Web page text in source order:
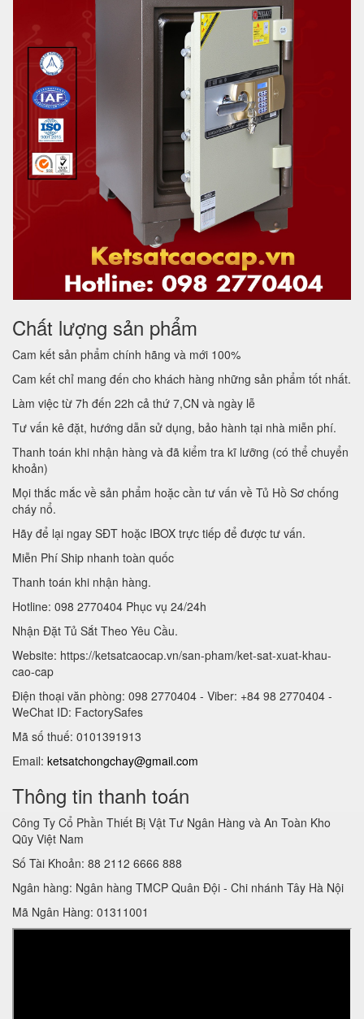
Chất lượng sản phẩm
Cam kết sản phẩm chính hãng và mới 100%
Cam kết chỉ mang đến cho khách hàng những sản phẩm tốt nhất.
Làm việc từ 7h đến 22h cả thứ 7,CN và ngày lễ
Tư vấn kê đặt, hướng dẫn sử dụng, bảo hành tại nhà miễn phí.
Thanh toán khi nhận hàng và đã kiểm tra kĩ lưỡng (có thể chuyển
khoản)
Mọi thắc mắc về sản phẩm hoặc cần tư vấn về Tủ Hồ Sơ chống
cháy nổ.
Hãy để lại ngay SĐT hoặc IBOX trực tiếp để được tư vấn.
Miễn Phí Ship nhanh toàn quốc
Thanh toán khi nhận hàng.
Hotline: 098 2770404 Phục vụ 24/24h
Nhận Đặt Tủ Sắt Theo Yêu Cầu.
Website: https://ketsatcaocap.vn/san-pham/ket-sat-xuat-khau-
cao-cap
Điện thoại văn phòng: 098 2770404 - Viber: +84 98 2770404 -
WeChat ID: FactorySafes
Mã số thuế: 0101391913
Email: ketsatchongchay@gmail.com
Thông tin thanh toán
Công Ty Cổ Phần Thiết Bị Vật Tư Ngân Hàng và An Toàn Kho
Qũy Việt Nam
Số Tài Khoản: 88 2112 6666 888
Ngân hàng: Ngân hàng TMCP Quân Đội - Chi nhánh Tây Hà Nội
Mã Ngân Hàng: 01311001